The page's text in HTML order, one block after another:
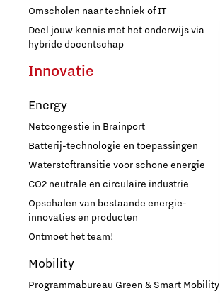
Omscholen naar techniek of IT
Deel jouw kennis met het onderwijs via
hybride docentschap
Innovatie
Energy
Netcongestie in Brainport
Batterij-technologie en toepassingen
Waterstoftransitie voor schone energie
CO2 neutrale en circulaire industrie
Opschalen van bestaande energie-
innovaties en producten
Ontmoet het team!
Mobility
Programmabureau Green & Smart Mobility